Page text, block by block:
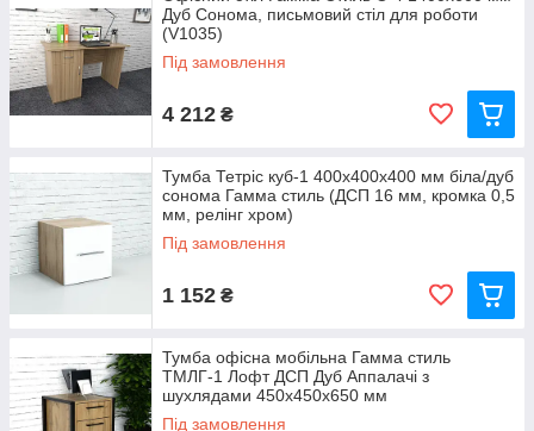
Дуб Сонома, письмовий стіл для роботи
(V1035)
Під замовлення
4 212 ₴
Тумба Тетріс куб-1 400x400x400 мм біла/дуб
сонома Гамма стиль (ДСП 16 мм, кромка 0,5
мм, релінг хром)
Під замовлення
1 152 ₴
Тумба офісна мобільна Гамма стиль
ТМЛГ-1 Лофт ДСП Дуб Аппалачі з
шухлядами 450х450х650 мм
Під замовлення